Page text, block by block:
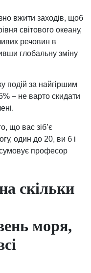
вжити заходів, щоб
світового океану,
речовин в
глобальну зміну
подій за найгіршим
– не варто скидати
що вас зіб’є
один до 20, ви б і
професор
скільки
моря,